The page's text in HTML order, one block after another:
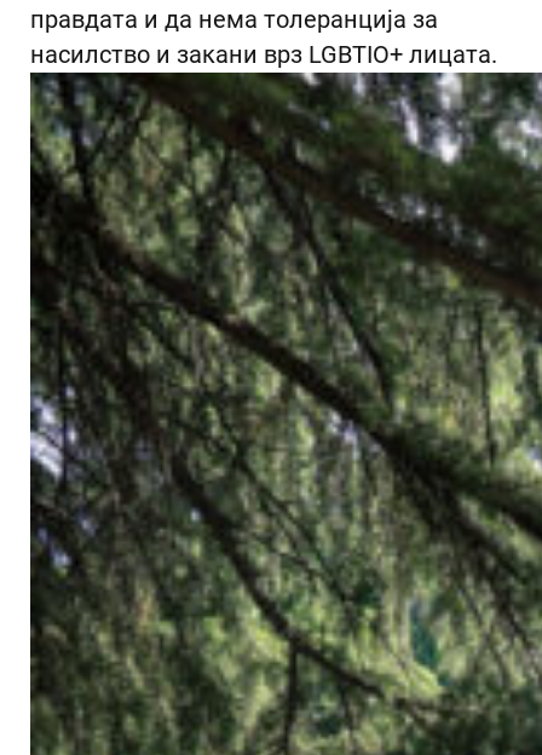
правдата и да нема толеранција за
насилство и закани врз LGBTIO+ лицата.